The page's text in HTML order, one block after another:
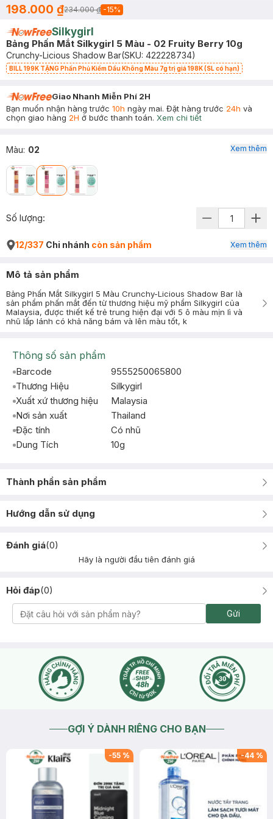
198.000 ₫234.000 ₫ -15%
Silkygirl
Bảng Phấn Mắt Silkygirl 5 Màu - 02 Fruity Berry 10g
Crunchy-Licious Shadow Bar(SKU: 422228734)
BILL 199K TẶNG Phấn Phủ Kiềm Dầu Không Màu 7g trị giá 198K (SL có hạn)
Giao Nhanh Miễn Phí 2H
Bạn muốn nhận hàng trước 10h ngày mai. Đặt hàng trước 24h và
chọn giao hàng 2H ở bước thanh toán. Xem chi tiết
Màu: 02 Xem thêm
Số lượng:
12/337 Chi nhánh còn sản phẩm Xem thêm
Mô tả sản phẩm
Bảng Phấn Mắt Silkygirl 5 Màu Crunchy-Licious Shadow Bar là
sản phẩm phấn mắt đến từ thương hiệu mỹ phẩm Silkygirl của
Malaysia, được thiết kế trẻ trung hiện đại với 5 ô màu mịn lì và
nhũ lấp lánh có khả năng bám và lên màu tốt, k
Thông số sản phẩm
Barcode
9555250065800
Thương Hiệu
Silkygirl
Xuất xứ thương hiệu
Malaysia
Nơi sản xuất
Thailand
Đặc tính
Có nhũ
Dung Tích
10g
Thành phần sản phẩm
Hướng dẫn sử dụng
Đánh giá(0)
Hãy là người đầu tiên đánh giá
Hỏi đáp(0)
Gửi
GỢI Ý DÀNH RIÊNG CHO BẠN
-55 % -44 %